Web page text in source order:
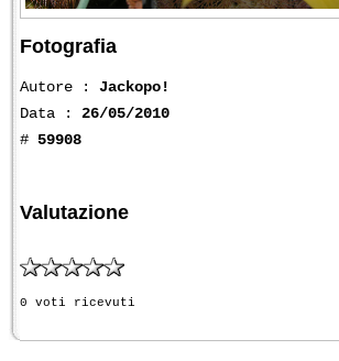
Fotografia
Autore : Jackopo!
Data : 26/05/2010
# 59908
Valutazione
0 voti ricevuti